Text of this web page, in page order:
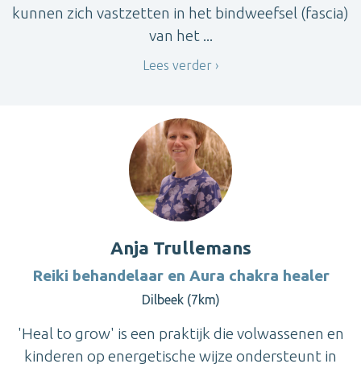
kunnen zich vastzetten in het bindweefsel (fascia)
van het ...
Lees verder
Anja Trullemans
Reiki behandelaar en Aura chakra healer
Dilbeek (7km)
'Heal to grow' is een praktijk die volwassenen en
kinderen op energetische wijze ondersteunt in